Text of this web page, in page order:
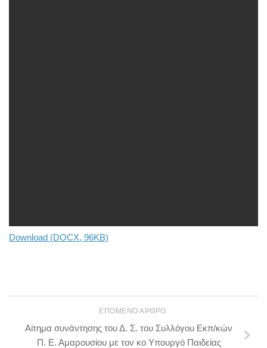
Download (DOCX, 96KB)
ΕΠΌΜΕΝΟ ΆΡΘΡΟ
Αίτημα συνάντησης του Δ. Σ. του Συλλόγου Εκπ/κών
Π. Ε. Αμαρουσίου με τον κο Υπουργό Παιδείας